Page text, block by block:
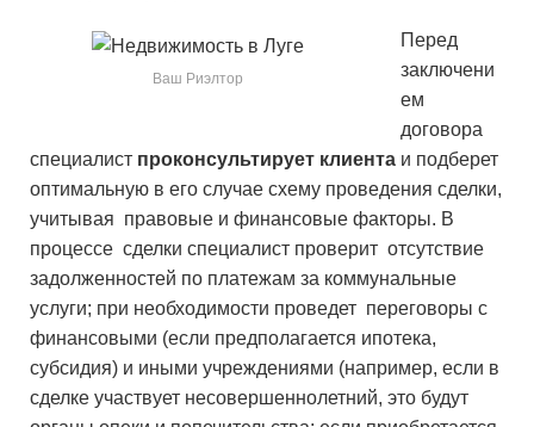
Ваш Риэлтор
Перед
заключени
ем
договора
специалист проконсультирует клиента и подберет
оптимальную в его случае схему проведения сделки,
учитывая правовые и финансовые факторы. В
процессе сделки специалист проверит отсутствие
задолженностей по платежам за коммунальные
услуги; при необходимости проведет переговоры с
финансовыми (если предполагается ипотека,
субсидия) и иными учреждениями (например, если в
сделке участвует несовершеннолетний, это будут